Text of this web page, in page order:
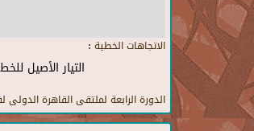
الاتجاهات الخطية :
التيار الأصيل
الدورة الرابعة لملتقى القاهرة الدولى